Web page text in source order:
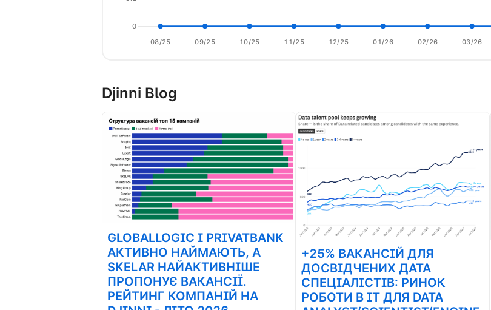
08/25 09/25 10/25 11/25 12/25 01/26 02/26 03/26
0
Djinni Blog
GLOBALLOGIC І PRIVATBANK
АКТИВНО НАЙМАЮТЬ, А
SKELAR НАЙАКТИВНІШЕ
ПРОПОНУЄ ВАКАНСІЇ.
РЕЙТИНГ КОМПАНІЙ НА
+25% ВАКАНСІЙ ДЛЯ
ДОСВІДЧЕНИХ ДАТА
СПЕЦІАЛІСТІВ: РИНОК
РОБОТИ В ІТ ДЛЯ DATA